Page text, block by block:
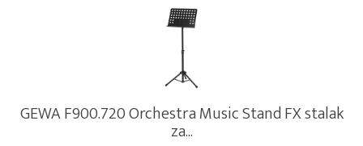
GEWA F900.720 Orchestra Music Stand FX stalak
za...